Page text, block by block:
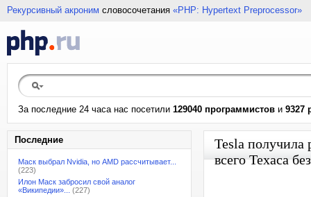
Рекурсивный акроним словосочетания «PHP: Hypertext Preprocessor»
За последние 24 часа нас посетили 129040 программистов и 9327
Последние
Маск выбрал Nvidia, но AMD рассчитывает...
(223)
Илон Маск забросил свой аналог
«Википедии»...
(227)
Tesla получила
всего Техаса